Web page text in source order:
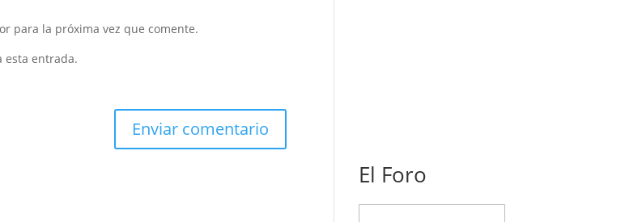
para la próxima vez que comente.
esta entrada.
El Foro